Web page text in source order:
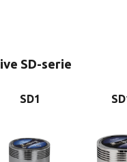
SD-serie
SD1